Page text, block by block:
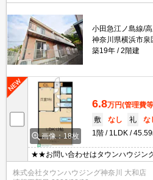
小田急江ノ島線/
神奈川県横浜市泉
築19年
2階建
画像：18枚
6.8万円(管理費
敷
なし 礼
な
1階
1LDK
★★お問い合わせはタウンハウジ
株式会社タウンハウジング神奈川 大和店